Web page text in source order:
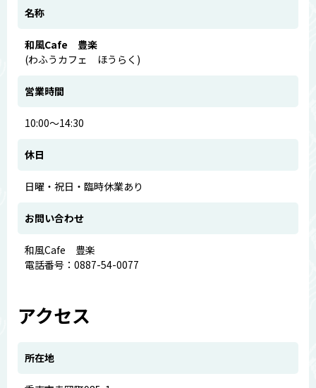
名称
和風Cafe 豊楽
(わふうカフェ ほうらく)
営業時間
10:00～14:30
休日
日曜・祝日・臨時休業あり
お問い合わせ
和風Cafe 豊楽
電話番号：0887-54-0077
アクセス
所在地